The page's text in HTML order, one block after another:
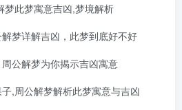
梦此梦寓意吉凶,梦境解析
梦详解吉凶，此梦到底好不好
公解梦为你揭示吉凶寓意
,周公解梦解析此梦寓意与吉凶